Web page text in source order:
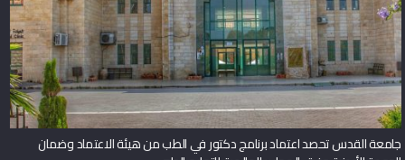
جامعة القدس تحصد اعتماد برنامج دكتور في الطب من هيئة الاعتماد وضمان